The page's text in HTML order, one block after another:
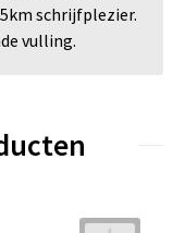
schrijfplezier.
vulling.